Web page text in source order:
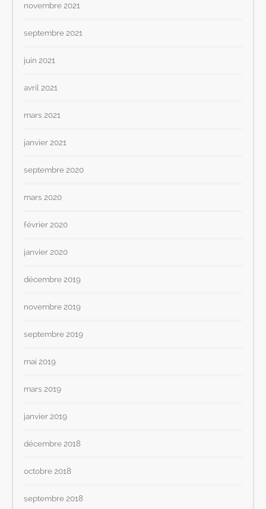
novembre 2021
septembre 2021
juin 2021
avril 2021
mars 2021
janvier 2021
septembre 2020
mars 2020
février 2020
janvier 2020
décembre 2019
novembre 2019
septembre 2019
mai 2019
mars 2019
janvier 2019
décembre 2018
octobre 2018
septembre 2018